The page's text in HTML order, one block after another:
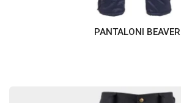
PANTALONI BEAVER